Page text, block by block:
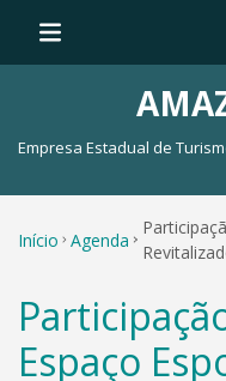
Empresa Estadual de
Início Agenda
Espaço